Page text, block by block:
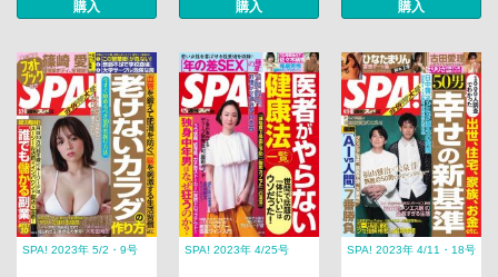
購入 購入 購入
SPA! 2023年 5/2・9号 SPA! 2023年 4/25号 SPA! 2023年 4/11・18号